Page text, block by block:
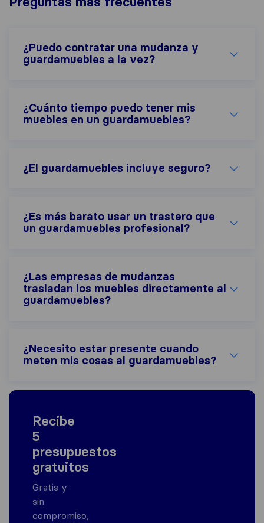
¿Puedo contratar una mudanza y
guardamuebles a la vez?
¿Cuánto tiempo puedo tener mis
muebles en un guardamuebles?
¿El guardamuebles incluye seguro?
¿Es más barato usar un trastero que
un guardamuebles profesional?
¿Las empresas de mudanzas
trasladan los muebles directamente al
guardamuebles?
¿Necesito estar presente cuando
meten mis cosas al guardamuebles?
Recibe
5
presupuestos
gratuitos
Gratis y
sin
compromiso,